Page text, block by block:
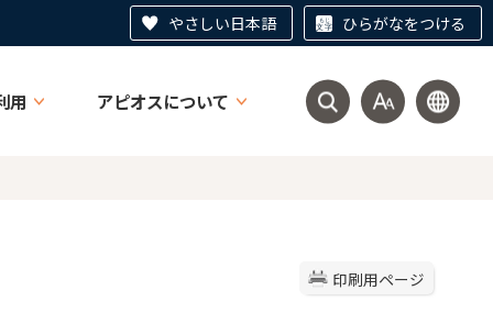
やさしい日本語 ひらがなをつける
用 アピオスについて
印刷用ページ